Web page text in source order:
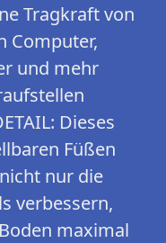
Tragkraft von
Computer,
und mehr
Dieses
Füßen
nur die
verbessern,
maximal